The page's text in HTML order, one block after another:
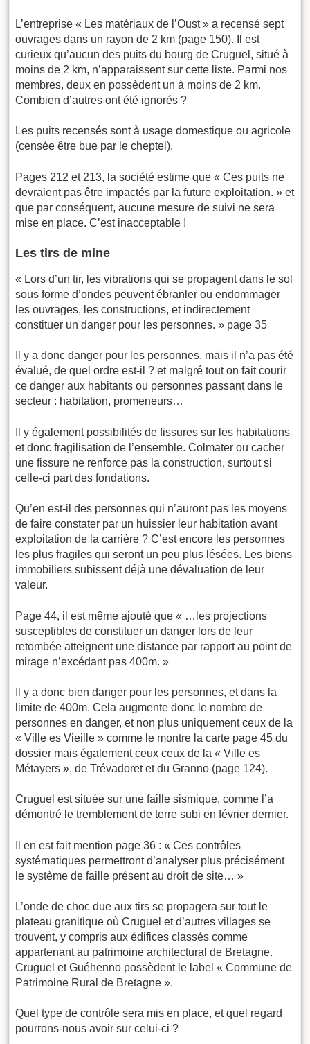
L’entreprise « Les matériaux de l’Oust » a recensé sept
ouvrages dans un rayon de 2 km (page 150). Il est
curieux qu’aucun des puits du bourg de Cruguel, situé à
moins de 2 km, n’apparaissent sur cette liste. Parmi nos
membres, deux en possèdent un à moins de 2 km.
Combien d’autres ont été ignorés ?
Les puits recensés sont à usage domestique ou agricole
(censée être bue par le cheptel).
Pages 212 et 213, la société estime que « Ces puits ne
devraient pas être impactés par la future exploitation. » et
que par conséquent, aucune mesure de suivi ne sera
mise en place. C’est inacceptable !
Les tirs de mine
« Lors d’un tir, les vibrations qui se propagent dans le sol
sous forme d’ondes peuvent ébranler ou endommager
les ouvrages, les constructions, et indirectement
constituer un danger pour les personnes. » page 35
Il y a donc danger pour les personnes, mais il n’a pas été
évalué, de quel ordre est-il ? et malgré tout on fait courir
ce danger aux habitants ou personnes passant dans le
secteur : habitation, promeneurs…
Il y également possibilités de fissures sur les habitations
et donc fragilisation de l’ensemble. Colmater ou cacher
une fissure ne renforce pas la construction, surtout si
celle-ci part des fondations.
Qu’en est-il des personnes qui n’auront pas les moyens
de faire constater par un huissier leur habitation avant
exploitation de la carrière ? C’est encore les personnes
les plus fragiles qui seront un peu plus lésées. Les biens
immobiliers subissent déjà une dévaluation de leur
valeur.
Page 44, il est même ajouté que « …les projections
susceptibles de constituer un danger lors de leur
retombée atteignent une distance par rapport au point de
mirage n’excédant pas 400m. »
Il y a donc bien danger pour les personnes, et dans la
limite de 400m. Cela augmente donc le nombre de
personnes en danger, et non plus uniquement ceux de la
« Ville es Vieille » comme le montre la carte page 45 du
dossier mais également ceux ceux de la « Ville es
Métayers », de Trévadoret et du Granno (page 124).
Cruguel est située sur une faille sismique, comme l’a
démontré le tremblement de terre subi en février dernier.
Il en est fait mention page 36 : « Ces contrôles
systématiques permettront d’analyser plus précisément
le système de faille présent au droit de site… »
L’onde de choc due aux tirs se propagera sur tout le
plateau granitique où Cruguel et d’autres villages se
trouvent, y compris aux édifices classés comme
appartenant au patrimoine architectural de Bretagne.
Cruguel et Guéhenno possèdent le label « Commune de
Patrimoine Rural de Bretagne ».
Quel type de contrôle sera mis en place, et quel regard
pourrons-nous avoir sur celui-ci ?